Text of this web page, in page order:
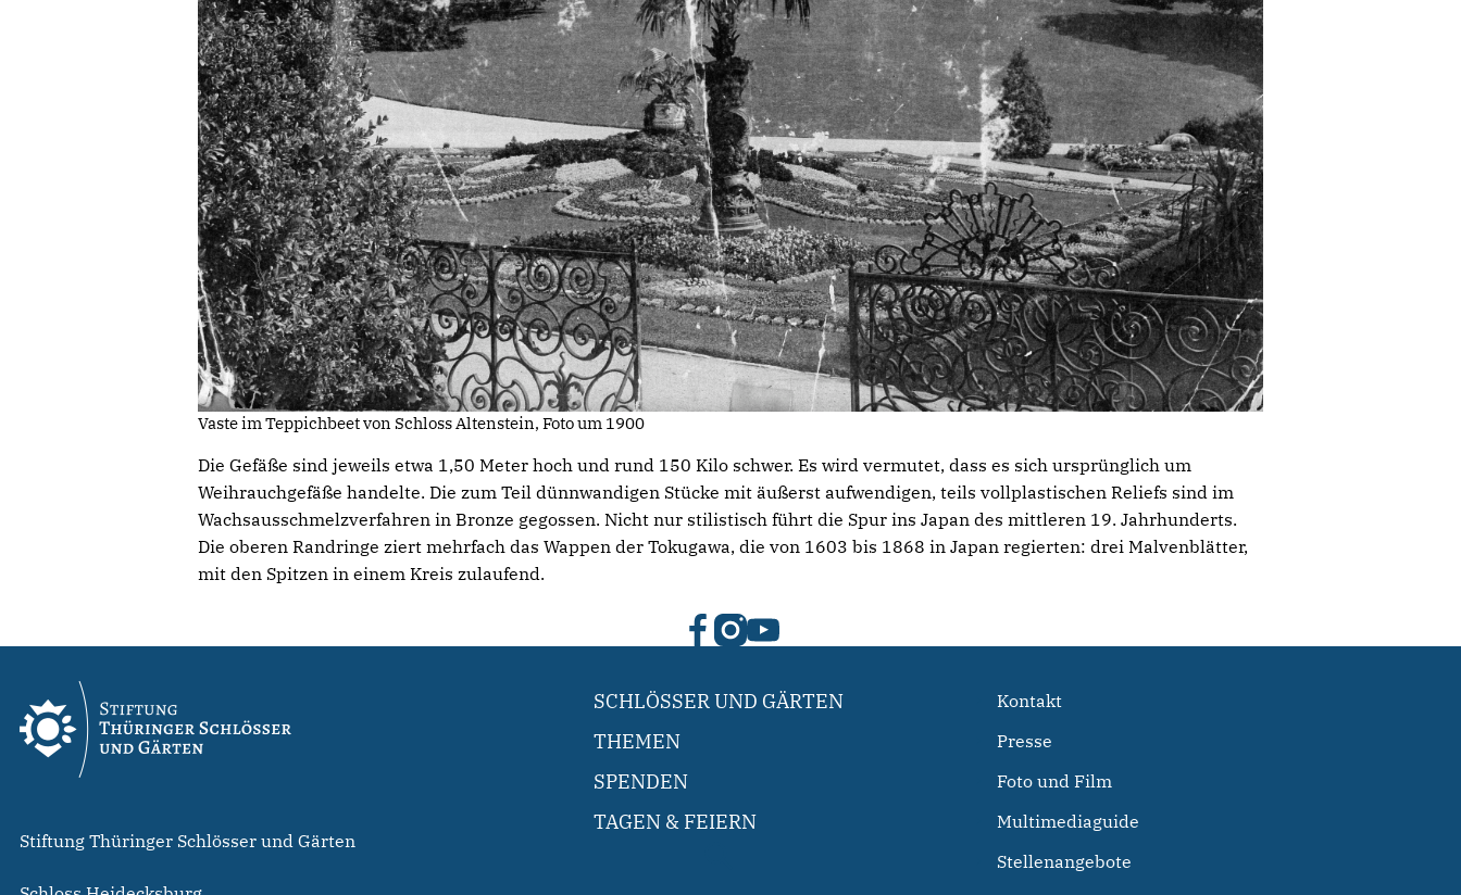
Vaste im Teppichbeet von Schloss Altenstein, Foto um 1900
Die Gefäße sind jeweils etwa 1,50 Meter hoch und rund 150 Kilo schwer. Es wird vermutet, dass es sich ursprünglich um
Weihrauchgefäße handelte. Die zum Teil dünnwandigen Stücke mit äußerst aufwendigen, teils vollplastischen Reliefs sind im
Wachsausschmelzverfahren in Bronze gegossen. Nicht nur stilistisch führt die Spur ins Japan des mittleren 19. Jahrhunderts.
Die oberen Randringe ziert mehrfach das Wappen der Tokugawa, die von 1603 bis 1868 in Japan regierten: drei Malvenblätter,
mit den Spitzen in einem Kreis zulaufend.
Stiftung Thüringer Schlösser und Gärten
SCHLÖSSER UND GÄRTEN
THEMEN
SPENDEN
TAGEN & FEIERN
Kontakt
Presse
Foto und Film
Multimediaguide
Stellenangebote